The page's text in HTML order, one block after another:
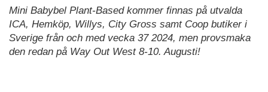
Mini Babybel Plant-Based kommer finnas på utvalda
ICA, Hemköp, Willys, City Gross samt Coop butiker i
Sverige från och med vecka 37 2024, men provsmaka
den redan på Way Out West 8-10. Augusti!